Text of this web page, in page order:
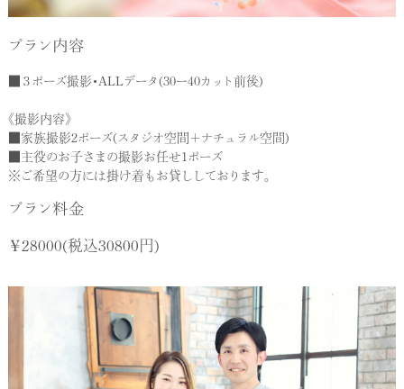
プラン内容
■３ポーズ撮影・ALLデータ(30ー40カット前後)
《撮影内容》
■家族撮影2ポーズ(スタジオ空間＋ナチュラル空間)
■主役のお子さまの撮影お任せ1ポーズ
※ご希望の方には掛け着もお貸ししております。
プラン料金
￥28000(税込30800円)